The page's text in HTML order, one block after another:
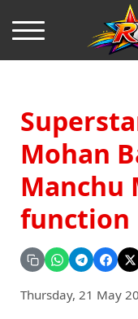
Mohan
Manchu
function
Thursday, 21 May